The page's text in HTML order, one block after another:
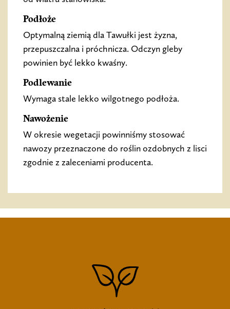
Podłoże
Optymalną ziemią dla Tawułki jest żyzna,
przepuszczalna i próchnicza. Odczyn gleby
powinien być lekko kwaśny.
Podlewanie
Wymaga stale lekko wilgotnego podłoża.
Nawożenie
W okresie wegetacji powinniśmy stosować
nawozy przeznaczone do roślin ozdobnych z lisci
zgodnie z zaleceniami producenta.